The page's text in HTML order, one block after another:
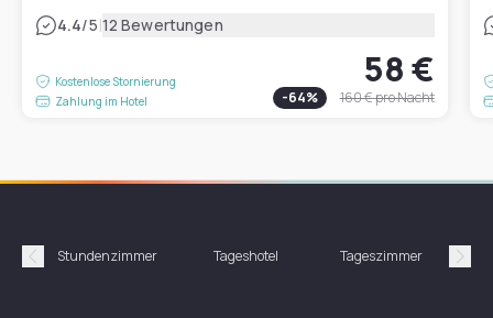
4.4/5|12 Bewertungen
Kostenlose Stornierung
Zahlung im Hotel
58 €
-64% 160 €pro Nacht
Précédent
Stundenzimmer Tageshotel Tageszimmer